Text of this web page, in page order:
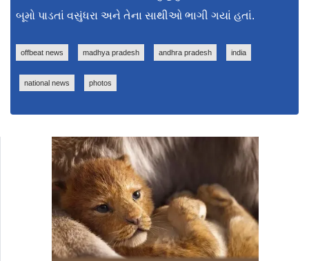
બૂમો પાડતાં વસુંધરા અને તેના સાથીઓ ભાગી ગયાં હતાં.
offbeat news madhya pradesh andhra pradesh india
national news photos